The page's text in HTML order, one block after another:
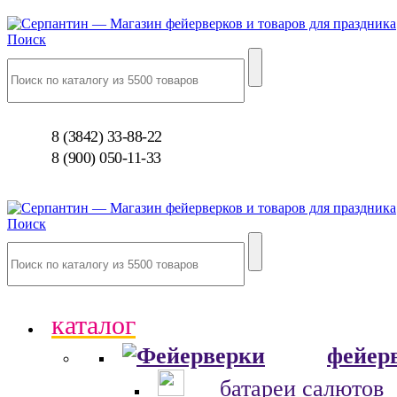
Поиск
8 (3842) 33-88-22
8 (900) 050-11-33
Поиск
каталог
батареи салютов